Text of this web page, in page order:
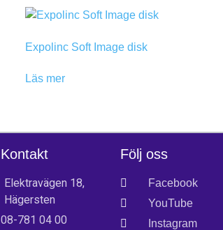
Expolinc Soft Image disk
Läs mer
Kontakt
Elektravägen 18,
Hägersten
08-781 04 00
Följ oss
Facebook
YouTube
Instagram